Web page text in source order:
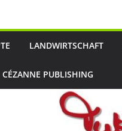
LANDWIRTSCHAFT
CÉZANNE PUBLISHING